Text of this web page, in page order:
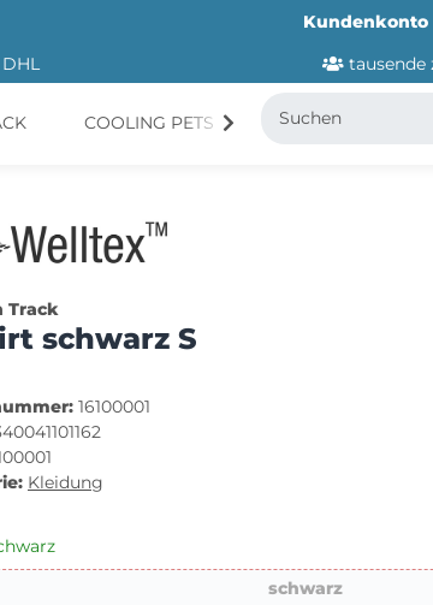
Kundenkonto
tausende
COOLING PETS CANI.COOL
Track
schwarz S
16100001
Kleidung
schwarzschwarz